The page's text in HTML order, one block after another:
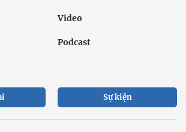
Video
Podcast
Sự kiện